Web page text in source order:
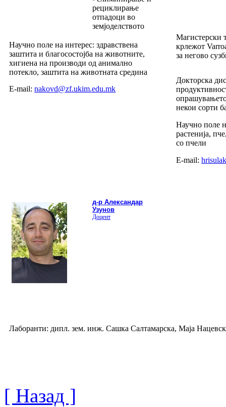
рециклирање
отпадоци во
земјоделството
Научно поле на интерес: здравствена
заштита и благосостојба на животните,
хигиена на производи од анимално
потекло, заштита на животната средина
E-mail:nakovd@zf.ukim.edu.mk
Магистерски
крлежот
за негово
Докторска
некои сорти
Научно поле
растенија,
со пчели
E-mail:
д-р Александар
Узунов
Доцент
Лаборанти: дипл. зем. инж. Сашка Салтамарска, Маја
[ Назад ]